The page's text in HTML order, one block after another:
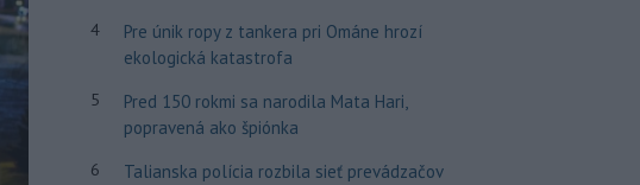
4
Pre únik ropy z tankera pri Ománe hrozí
ekologická katastrofa
5
Pred 150 rokmi sa narodila Mata Hari,
popravená ako špiónka
6
Talianska polícia rozbila sieť prevádzačov